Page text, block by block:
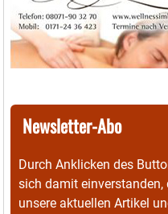
Newsletter-Abo
Durch Anklicken des
sich damit
unsere aktuellen Artikel